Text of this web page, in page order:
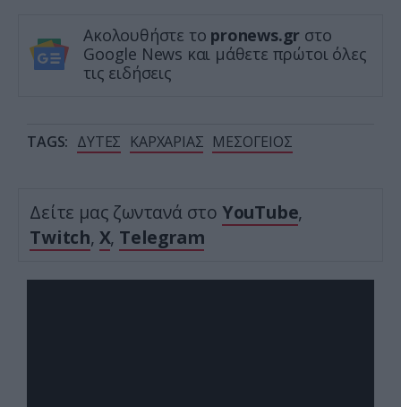
Ακολουθήστε το pronews.gr στο
Google News και μάθετε πρώτοι όλες
τις ειδήσεις
TAGS: ΔΥΤΕΣ ΚΑΡΧΑΡΙΑΣ ΜΕΣΟΓΕΙΟΣ
Δείτε μας ζωντανά στο YouTube,
Twitch, X, Telegram